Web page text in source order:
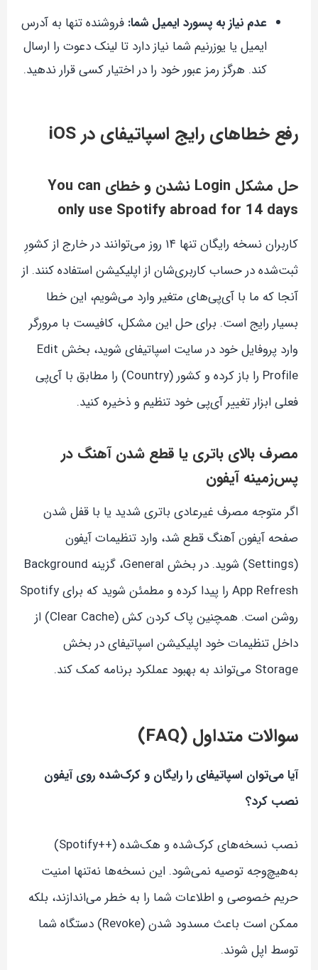
عدم نیاز به پسورد ایمیل شما: فروشنده تنها به آدرس
ایمیل یا یوزرنیم شما نیاز دارد تا لینک دعوت را ارسال
کند. هرگز رمز عبور خود را در اختیار کسی قرار ندهید.
رفع خطاهای رایج اسپاتیفای در iOS
حل مشکل Login نشدن و خطای You can
only use Spotify abroad for 14 days
کاربران نسخه رایگان تنها ۱۴ روز می‌توانند در خارج از کشورِ
ثبت‌شده در حساب کاربری‌شان از اپلیکیشن استفاده کنند. از
آنجا که ما با آی‌پی‌های متغیر وارد می‌شویم، این خطا
بسیار رایج است. برای حل این مشکل، کافیست با مرورگر
وارد پروفایل خود در سایت اسپاتیفای شوید، بخش Edit
Profile را باز کرده و کشور (Country) را مطابق با آی‌پی
فعلی ابزار تغییر آی‌پی خود تنظیم و ذخیره کنید.
مصرف بالای باتری یا قطع شدن آهنگ در
پس‌زمینه آیفون
اگر متوجه مصرف غیرعادی باتری شدید یا با قفل شدن
صفحه آیفون آهنگ قطع شد، وارد تنظیمات آیفون
(Settings) شوید. در بخش General، گزینه Background
App Refresh را پیدا کرده و مطمئن شوید که برای Spotify
روشن است. همچنین پاک کردن کش (Clear Cache) از
داخل تنظیمات خود اپلیکیشن اسپاتیفای در بخش
Storage می‌تواند به بهبود عملکرد برنامه کمک کند.
سوالات متداول (FAQ)
آیا می‌توان اسپاتیفای را رایگان و کرک‌شده روی آیفون
نصب کرد؟
نصب نسخه‌های کرک‌شده و هک‌شده (++Spotify)
به‌هیچ‌وجه توصیه نمی‌شود. این نسخه‌ها نه‌تنها امنیت
حریم خصوصی و اطلاعات شما را به خطر می‌اندازند، بلکه
ممکن است باعث مسدود شدن (Revoke) دستگاه شما
توسط اپل شوند.